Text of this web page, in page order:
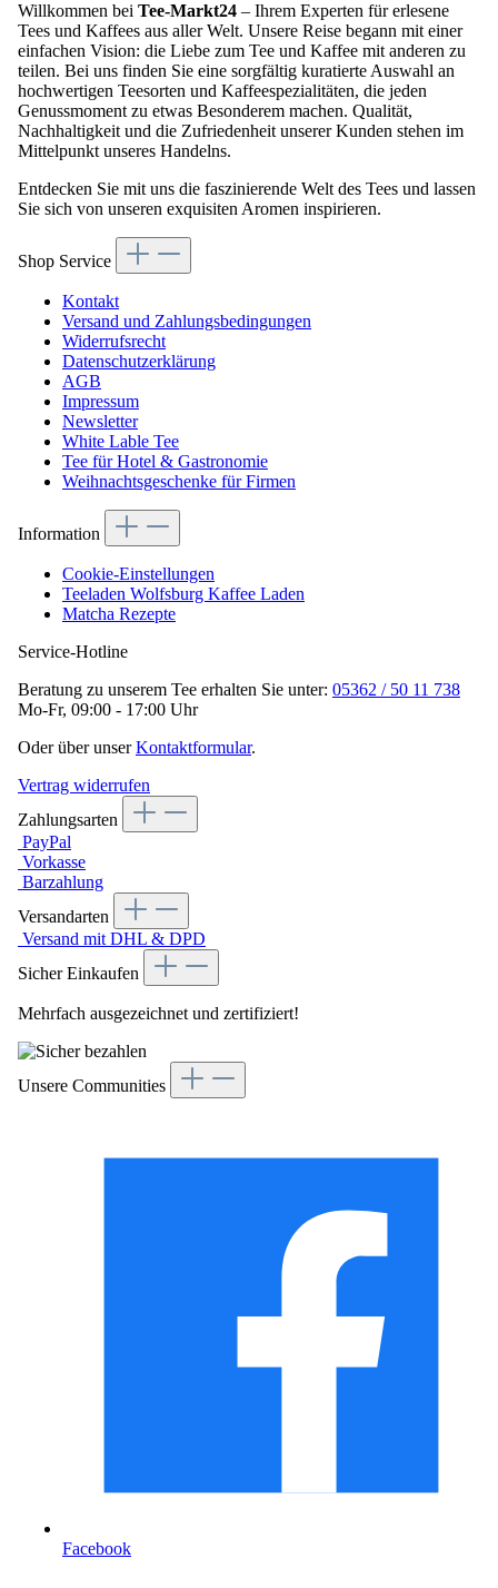
Willkommen bei Tee-Markt24 – Ihrem Experten für erlesene
Tees und Kaffees aus aller Welt. Unsere Reise begann mit einer
einfachen Vision: die Liebe zum Tee und Kaffee mit anderen zu
teilen. Bei uns finden Sie eine sorgfältig kuratierte Auswahl an
hochwertigen Teesorten und Kaffeespezialitäten, die jeden
Genussmoment zu etwas Besonderem machen. Qualität,
Nachhaltigkeit und die Zufriedenheit unserer Kunden stehen im
Mittelpunkt unseres Handelns.
Entdecken Sie mit uns die faszinierende Welt des Tees und lassen
Sie sich von unseren exquisiten Aromen inspirieren.
Shop Service
Kontakt
Versand und Zahlungsbedingungen
Widerrufsrecht
Datenschutzerklärung
AGB
Impressum
Newsletter
White Lable Tee
Tee für Hotel & Gastronomie
Weihnachtsgeschenke für Firmen
Information
Cookie-Einstellungen
Teeladen Wolfsburg Kaffee Laden
Matcha Rezepte
Service-Hotline
Beratung zu unserem Tee erhalten Sie unter: 05362 / 50 11 738
Mo-Fr, 09:00 - 17:00 Uhr
Oder über unserKontaktformular.
Vertrag widerrufen
Zahlungsarten
PayPal
Vorkasse
Barzahlung
Versandarten
Versand mit DHL & DPD
Sicher Einkaufen
Mehrfach ausgezeichnet und zertifiziert!
Unsere Communities
Facebook